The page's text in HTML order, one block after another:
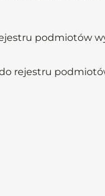
podmiotów
do rejestru